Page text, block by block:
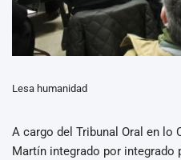
Lesa humanidad
A cargo del Tribunal Oral en lo
Martín integrado por integrado